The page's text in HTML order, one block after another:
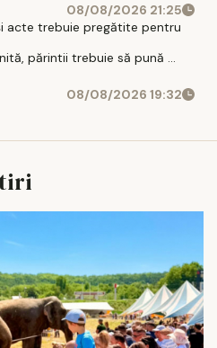
08/08/2026 21:25
acte trebuie pregătite pentru
părintii trebuie să pună ...
08/08/2026 19:32